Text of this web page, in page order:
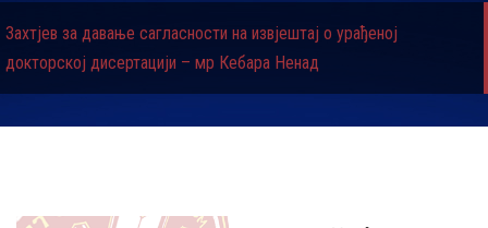
Захтјев за давање сагласности на извјештај о урађеној
докторској дисертацији – мр Кебара Ненад